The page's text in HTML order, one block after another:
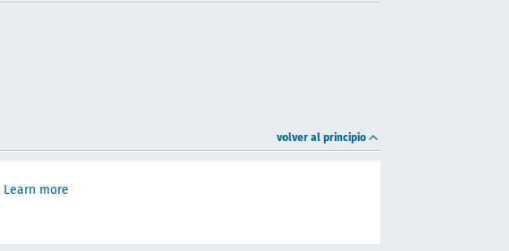
volver al principio
Learn more